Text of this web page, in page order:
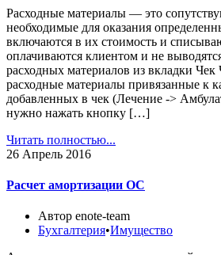
Расходные материалы — это
необходимые для оказания
включаются в их стоимость и
оплачиваются клиентом и не
расходных материалов из вкладки Чек
расходные материалы привязанные к
добавленных в чек (Лечение ->
нужно нажать кнопку […]
Читать полностью...
26 Апрель 2016
Расчет амортизации ОС
Автор enote-team
Бухгалтерия•Имущество